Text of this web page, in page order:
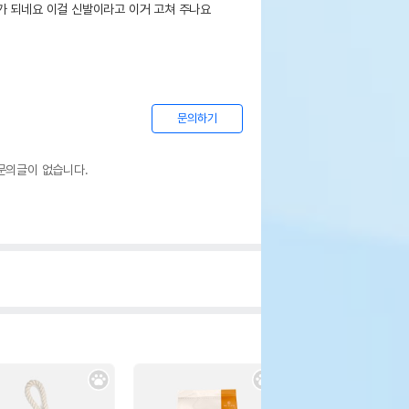
되네요 이걸 신발이라고 이거 고쳐 주나요
문의하기
의글이 없습니다.